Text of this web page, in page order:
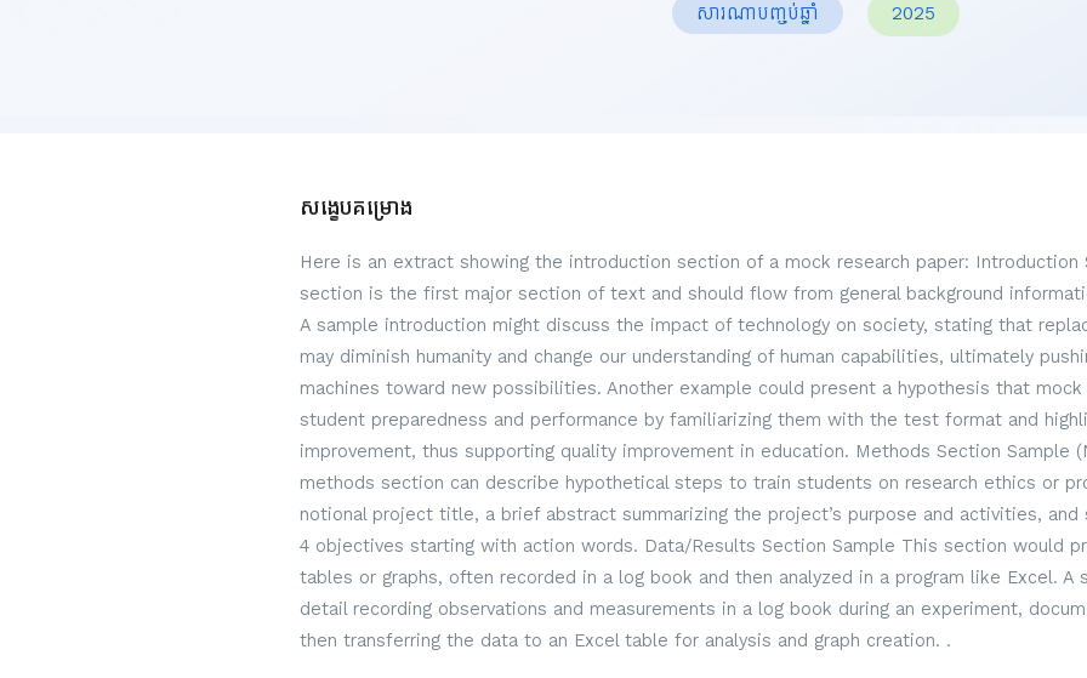
សារណាបញ្ចប់ឆ្នាំ 2025
សង្ខេបគម្រោង
Here is an extract showing the introduction section of a mock research paper: Introduction
section is the first major section of text and should flow from general background
A sample introduction might discuss the impact of technology on society, stating that
may diminish humanity and change our understanding of human capabilities, ultimately
machines toward new possibilities. Another example could present a hypothesis that
student preparedness and performance by familiarizing them with the test format and
improvement, thus supporting quality improvement in education. Methods Section Sample
methods section can describe hypothetical steps to train students on research ethics or
notional project title, a brief abstract summarizing the project’s purpose and activities,
4 objectives starting with action words. Data/Results Section Sample This section would
tables or graphs, often recorded in a log book and then analyzed in a program like Excel. A
detail recording observations and measurements in a log book during an experiment,
then transferring the data to an Excel table for analysis and graph creation. .